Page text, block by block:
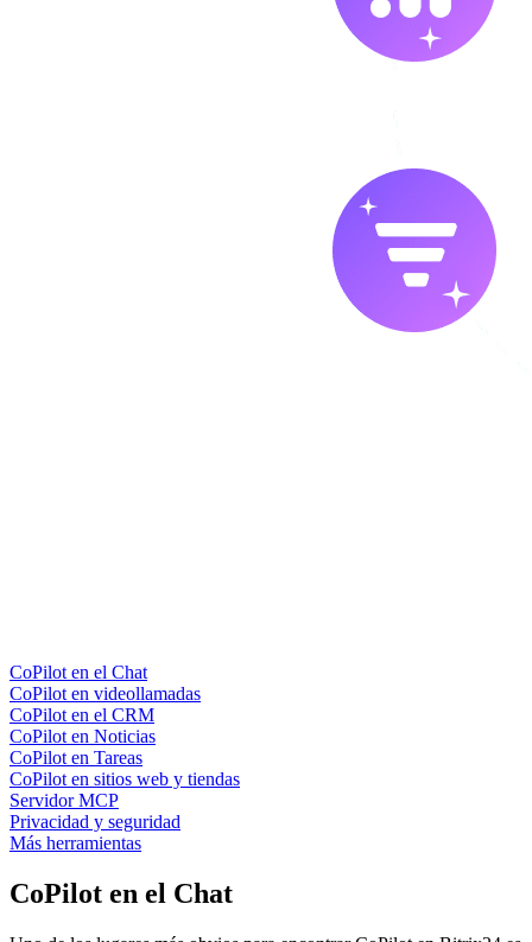
CoPilot en el Chat
CoPilot en videollamadas
CoPilot en el CRM
CoPilot en Noticias
CoPilot en Tareas
CoPilot en sitios web y tiendas
Servidor MCP
Privacidad y seguridad
Más herramientas
CoPilot en el Chat